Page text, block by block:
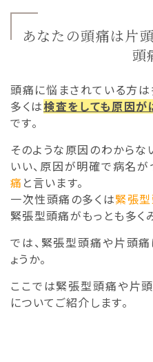
あなたの頭痛は片
頭
頭痛に悩まされている方は
多くは検査をしても原因が
です。
そのような原因のわからな
いい、原因が明確で病名が
痛 と言います。
一次性頭痛の多くは緊張
緊張型頭痛がもっとも多く
では、緊張型頭痛や片頭
ょうか。
ここでは緊張型頭痛や片
についてご紹介します。